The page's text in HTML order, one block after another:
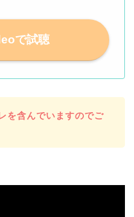
で試聴
を含んでいますのでご